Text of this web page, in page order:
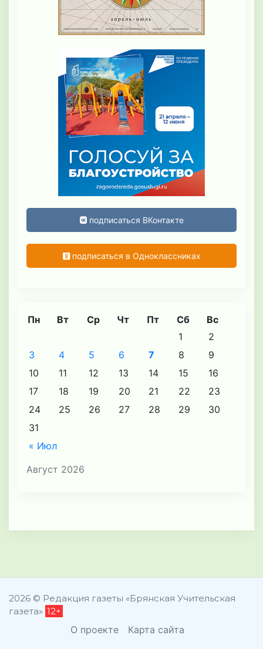
подписаться ВКонтакте
подписаться в Одноклассниках
Август 2026
Пн Вт Ср Чт Пт Сб Вс
« Июл
1
2
3
4 5 6 7 8
9
10
11 12 13 14 15
16
17
18 19 20 21 22
23
24
25 26 27 28 29
30
31
2026 © Редакция газеты «Брянская Учительская
газета» 12+
О проекте Карта сайта